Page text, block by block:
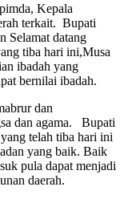
Kepala
terkait. Bupati
Selamat datang
tiba hari ini,Musa
ibadah yang
bernilai ibadah.
dan
dan agama. Bupati
telah tiba hari ini
yang baik. Baik
pula dapat menjadi
daerah.